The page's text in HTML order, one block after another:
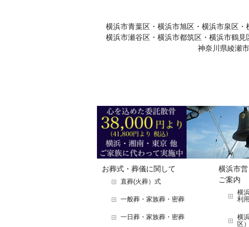
横浜市青葉区・横浜市旭区・横浜市泉区
横浜市瀬谷区・横浜市都筑区・横浜市鶴
神奈川県綾瀬
お葬式・葬儀に関して
直葬(火葬）式
一般葬・家族葬・密葬
一日葬・家族葬・密葬
横浜市
ご案内
横
利
横
区